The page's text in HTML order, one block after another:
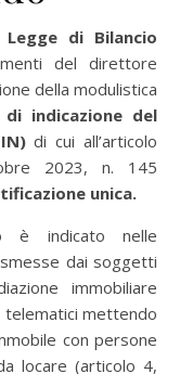
Legge di Bilancio
del direttore
della modulistica
indicazione del
di cui all’articolo
2023, n. 145
unica.
è indicato nelle
dai soggetti
immobiliare
telematici mettendo
con persone
locare (articolo 4,